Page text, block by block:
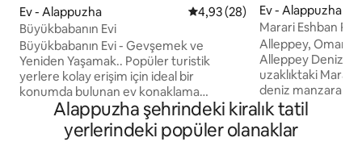
Ev - Alappuzha 5 üzerinden ortalama 4,93
4,93 (28)
Büyükbabanın Evi
Büyükbabanın Evi - Gevşemek ve
Yeniden Yaşamak.. Popüler turistik
yerlere kolay erişim için ideal bir
konumda bulunan ev konaklama
tesisimizde Alappey maceralarınız için
mükemmel bir üssü keşfedin.
Büyükbabamın Evine sadece bir taş
Ev - Alappuzha
Marari Eshban Plaj
Alleppey,
Alleppey Deniz
uzaklıktaki Marari
deniz manzaralı,
internet
otopark sunan
sahiptir. St.
Alappuzha şehrindeki kiralık tatil
yerlerindeki popüler olanaklar